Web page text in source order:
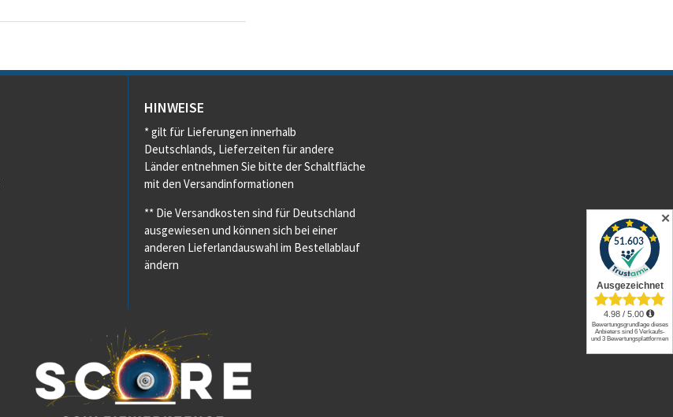
HINWEISE
* gilt für Lieferungen innerhalb
Deutschlands, Lieferzeiten für andere
Länder entnehmen Sie bitte der Schaltfläche
mit den Versandinformationen
** Die Versandkosten sind für Deutschland
ausgewiesen und können sich bei einer
anderen Lieferlandauswahl im Bestellablauf
ändern
✕